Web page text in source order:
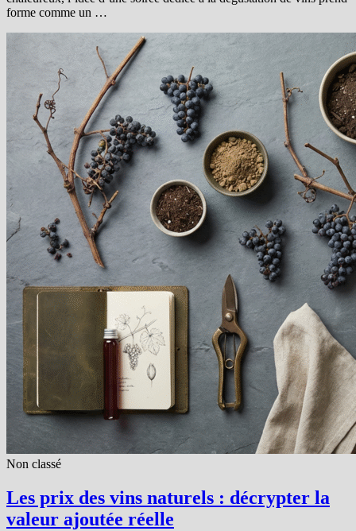
forme comme un …
Non classé
Les prix des vins naturels : décrypter la
valeur ajoutée réelle